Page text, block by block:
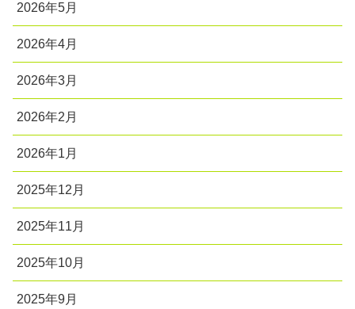
2026年5月
2026年4月
2026年3月
2026年2月
2026年1月
2025年12月
2025年11月
2025年10月
2025年9月